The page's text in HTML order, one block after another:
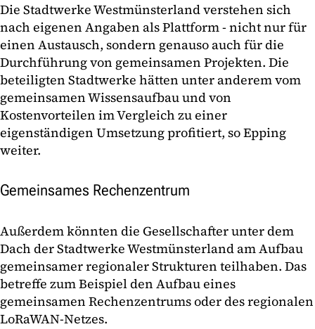
Die Stadtwerke Westmünsterland verstehen sich
nach eigenen Angaben als Plattform - nicht nur für
einen Austausch, sondern genauso auch für die
Durchführung von gemeinsamen Projekten. Die
beteiligten Stadtwerke hätten unter anderem vom
gemeinsamen Wissensaufbau und von
Kostenvorteilen im Vergleich zu einer
eigenständigen Umsetzung profitiert, so Epping
weiter.
Gemeinsames Rechenzentrum
Außerdem könnten die Gesellschafter unter dem
Dach der Stadtwerke Westmünsterland am Aufbau
gemeinsamer regionaler Strukturen teilhaben. Das
betreffe zum Beispiel den Aufbau eines
gemeinsamen Rechenzentrums oder des regionalen
LoRaWAN-Netzes.